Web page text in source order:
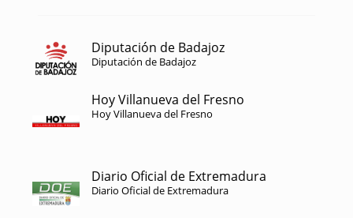
Diputación de Badajoz
Diputación de Badajoz
Hoy Villanueva del Fresno
Hoy Villanueva del Fresno
Diario Oficial de Extremadura
Diario Oficial de Extremadura